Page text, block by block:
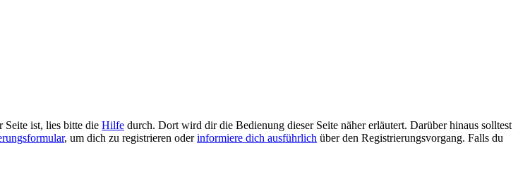
Seite ist, lies bitte die Hilfe durch. Dort wird dir die Bedienung dieser Seite näher erläutert. Darüber hinaus solltest
, um dich zu registrieren oderinformiere dich ausführlich über den Registrierungsvorgang. Falls du